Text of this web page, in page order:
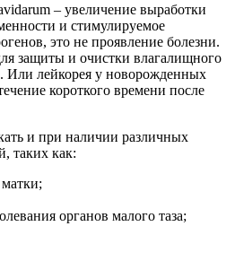
– увеличение выработки
и стимулируемое
это не проявление болезни.
защиты и очистки влагалищного
Или лейкорея у новорожденных
короткого времени после
и при наличии различных
таких как:
органов малого таза;